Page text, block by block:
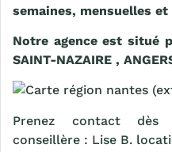
semaines, mensuelles et
Notre agence est situé
SAINT-NAZAIRE ,
Prenez contact dès
conseillère : Lise B.